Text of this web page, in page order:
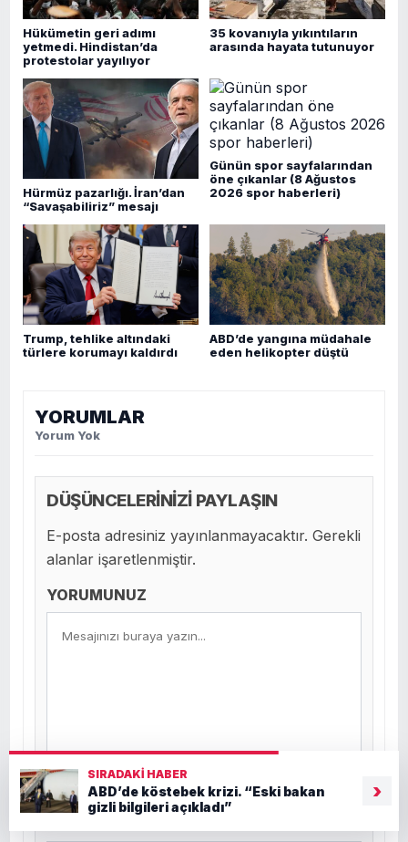
Hükümetin geri adımı
yetmedi. Hindistan’da
protestolar yayılıyor
35 kovanıyla yıkıntıların
arasında hayata tutunuyor
Hürmüz pazarlığı. İran’dan
“Savaşabiliriz” mesajı
Günün spor sayfalarından
öne çıkanlar (8 Ağustos
2026 spor haberleri)
Trump, tehlike altındaki
türlere korumayı kaldırdı
ABD’de yangına müdahale
eden helikopter düştü
YORUMLAR
Yorum Yok
DÜŞÜNCELERİNİZİ PAYLAŞIN
E-posta adresiniz yayınlanmayacaktır. Gerekli
alanlar işaretlenmiştir.
YORUMUNUZ
SIRADAKI HABER
ABD’de köstebek krizi. “Eski bakan
gizli bilgileri açıkladı”
›